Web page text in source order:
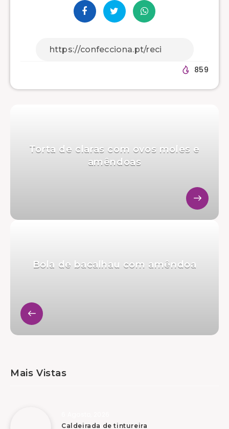
859
Torta de claras com ovos moles e
amêndoas
Bola de bacalhau com amêndoa
Mais Vistas
Caldeirada de tintureira